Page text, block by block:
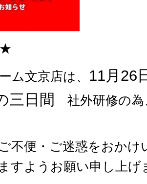
★
ム文京店は、 11月26
三日間
社外研修の為
不便・ご迷惑をおかけ
すようお願い申し上げ